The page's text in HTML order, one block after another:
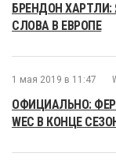
БРЕНДОН ХАРТЛИ:
СЛОВА В ЕВРОПЕ
1 мая 2019 в 11:47
ОФИЦИАЛЬНО:
WEC В КОНЦЕ